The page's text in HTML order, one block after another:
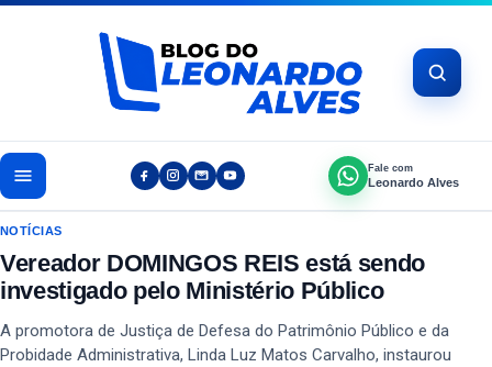
Pular para o conteúdo
Fale com
Leonardo Alves
NOTÍCIAS
Vereador DOMINGOS REIS está sendo
investigado pelo Ministério Público
A promotora de Justiça de Defesa do Patrimônio Público e da
Probidade Administrativa, Linda Luz Matos Carvalho, instaurou